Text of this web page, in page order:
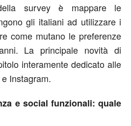
survey è mappare le
gli italiani ad utilizzare i
come mutano le preferenze
La principale novità di
interamente dedicato alle
Instagram.
e social funzionali: quale